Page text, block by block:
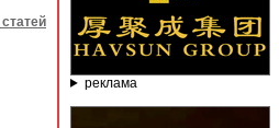
реклама